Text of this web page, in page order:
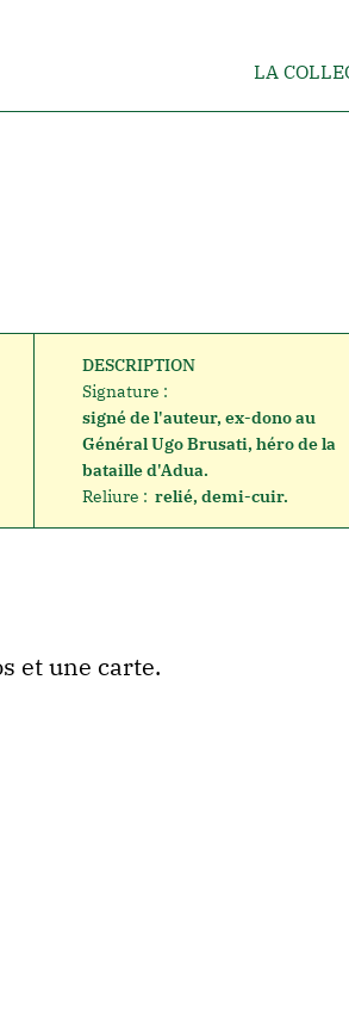
LA
DESCRIPTION
Signature :
signé de l'auteur, ex-dono au
Général Ugo Brusati, héro de la
bataille d'Adua.
Reliure : relié, demi-cuir.
et une carte.